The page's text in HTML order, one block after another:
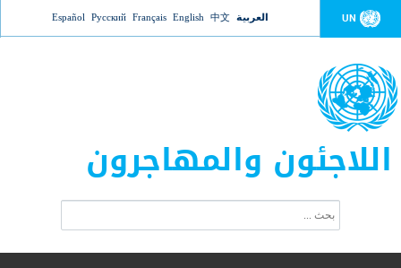
Jump to navigation UN العربية 中文
English
Français
Русский
Español
اللاجئون والمهاجرون
ت
ب